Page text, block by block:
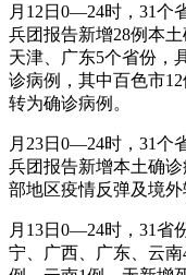
月12日0—24时，31个
兵团报告新增28例本
天津、广东5个省份，
诊病例，其中百色市
转为确诊病例。
月23日0—24时，31个
兵团报告新增本土确
部地区疫情反弹及境外
月13日0—24时，31省
宁、广西、广东、云